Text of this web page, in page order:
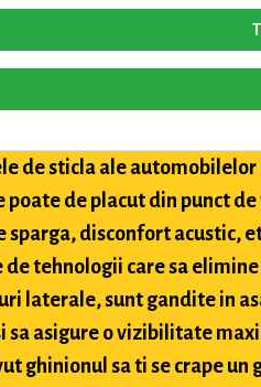
de sticla ale automobilelor
poate de placut din punct
sparga, disconfort acustic,
de tehnologii care sa
laterale, sunt gandite in
sa asigure o vizibilitate
ghinionul sa ti se crape